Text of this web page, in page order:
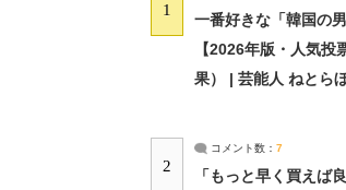
1
一番好きな「韓国の
【2026年版・人気投
果） | 芸能人 ねとら
2
コメント数： 7
「もっと早く買え